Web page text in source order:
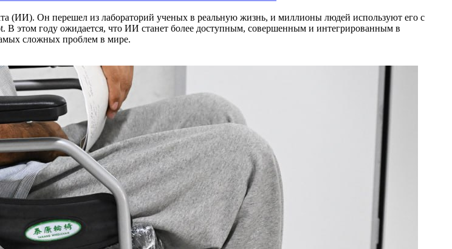
(ИИ). Он перешел из лабораторий ученых в реальную жизнь, и миллионы людей используют его с
этом году ожидается, что ИИ станет более доступным, совершенным и интегрированным в
сложных проблем в мире.